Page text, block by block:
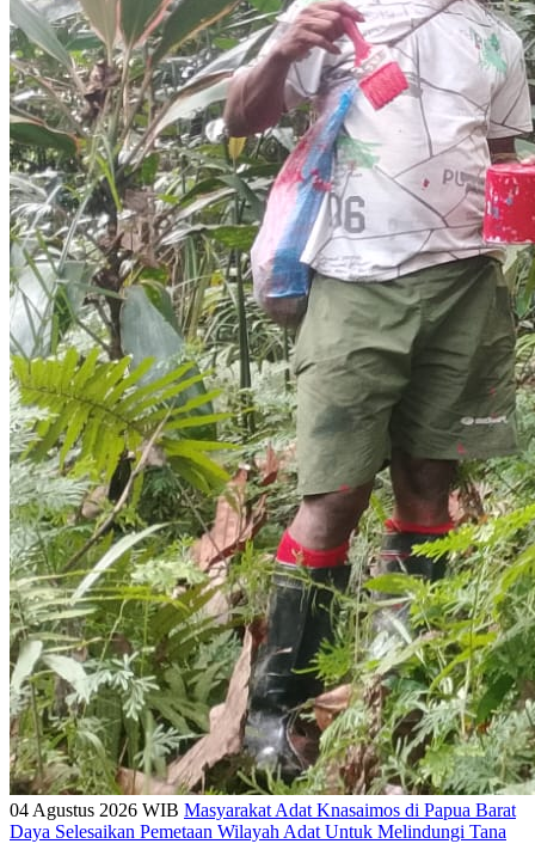
04 Agustus 2026 WIB Masyarakat Adat Knasaimos di Papua Barat
Daya Selesaikan Pemetaan Wilayah Adat Untuk Melindungi Tana